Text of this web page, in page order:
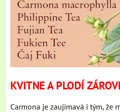
KVITNE A PLODÍ
Carmona je zaujímavá i tým, že